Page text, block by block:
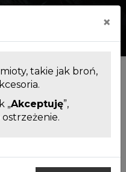
Montaże SAKO S 20
×
takie jak broń,
„Akceptuję”,